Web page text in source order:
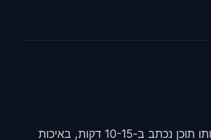
פוסטים לרשתות חברתיות, מאמרי בלוג, מיילים שיווקיים, תוכן SEO לאתר - כל אלה לוקחים שעות. עם AI, אותו תוכן נכתב ב-10-15 דקות, באיכות